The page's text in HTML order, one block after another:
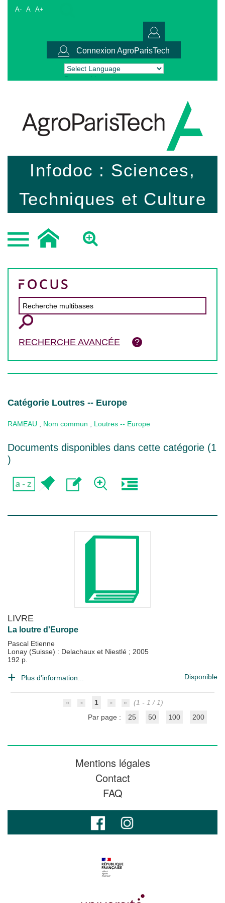
A- A A+
Connexion AgroParisTech
Powered by Translate
Infodoc : Sciences,
Techniques et Culture
RECHERCHE AVANCÉE
Catégorie Loutres -- Europe
RAMEAU Nom commun Loutres -- Europe
Documents disponibles dans cette catégorie (1
)
LIVRE
La loutre d'Europe
Pascal Etienne
Lonay (Suisse) : Delachaux et Niestlé ; 2005
192 p.
Plus d'information... Disponible
1
(1 - 1 / 1)
Par page :
25 50 100 200
Mentions légales
Contact
FAQ